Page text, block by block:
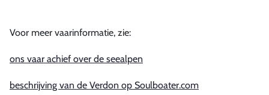
Voor meer vaarinformatie, zie:
ons vaar achief over de seealpen
beschrijving van de Verdon op Soulboater.com